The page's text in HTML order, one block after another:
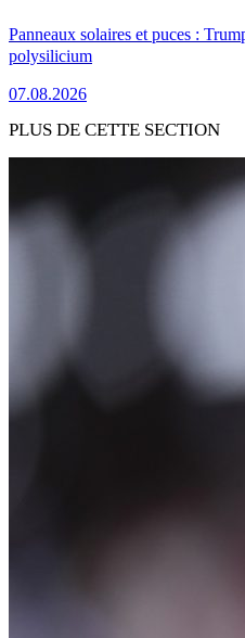
Panneaux solaires et puces :
polysilicium
07.08.2026
PLUS DE CETTE SECTION